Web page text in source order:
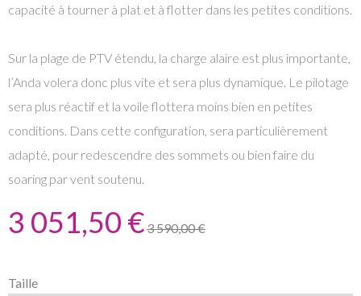
capacité à tourner à plat et à flotter dans les petites conditions.
Sur la plage de PTV étendu, la charge alaire est plus importante,
l’Anda volera donc plus vite et sera plus dynamique. Le pilotage
sera plus réactif et la voile flottera moins bien en petites
conditions. Dans cette configuration, sera particulièrement
adapté, pour redescendre des sommets ou bien faire du
soaring par vent soutenu.
3 051,50 €3 590,00 €
Taille